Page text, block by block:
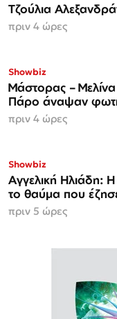
Τζούλια
πριν 4 ώρες
Showbiz
Μάστορας – Μελίνα Νικολαΐδη:
Πάρο άναψαν
πριν 4 ώρες
Showbiz
Αγγελική Ηλιάδη:
το θαύμα που
πριν 5 ώρες